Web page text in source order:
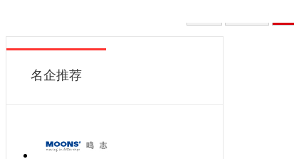
工控机
工业交换机
机械传动
广东
广西
云南
医疗设备
物流仓储
名企推荐